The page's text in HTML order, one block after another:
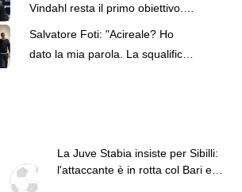
Vindahl resta il primo obiettivo.
Krastev sarà il vice
Salvatore Foti: "Acireale? Ho
dato la mia parola. La squalifica
La Juve Stabia insiste per Sibilli:
l'attaccante è in rotta col Bari e